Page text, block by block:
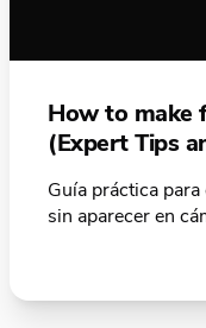
How to make
(Expert Tips
Guía práctica
sin aparecer en